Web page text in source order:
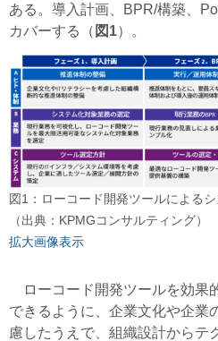
ある。導入計画、BPR/構築、
カバーする（ 図1）。
図1：ローコード開発ツールによる
（出典：KPMGコンサルティング）
拡大画像表示
ローコード開発ツールを効果
できるように、企業文化や企業
慮したうえで、組織設計からテ